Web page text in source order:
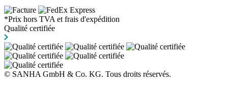
*Prix hors TVA et frais d'expédition
Qualité certifiée
© SANHA GmbH & Co. KG. Tous droits réservés.